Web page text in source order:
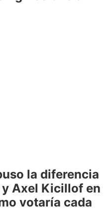
la diferencia
Axel Kicillof en
votaría cada